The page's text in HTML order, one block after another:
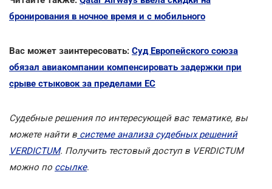
бронирования в ночное время и с мобильного
Вас может заинтересовать: Суд Европейского союза
обязал авиакомпании компенсировать задержки при
срыве стыковок за пределами ЕС
Cудебные решения по интересующей вас тематике, вы
можете найти в системе анализа судебных решений
VERDICTUM. Получить тестовый доступ в VERDICTUM
можно по ссылке.